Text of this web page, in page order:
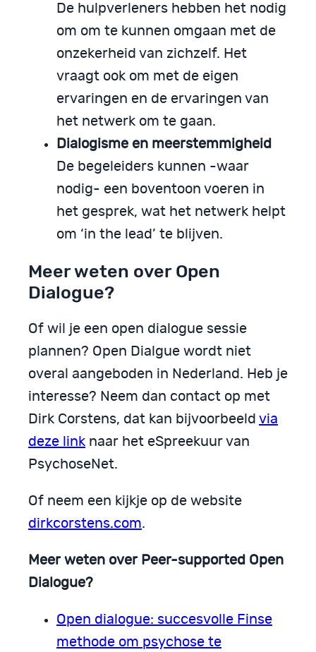
De hulpverleners hebben het nodig
om om te kunnen omgaan met de
onzekerheid van zichzelf. Het
vraagt ook om met de eigen
ervaringen en de ervaringen van
het netwerk om te gaan.
Dialogisme en meerstemmigheid
De begeleiders kunnen -waar
nodig- een boventoon voeren in
het gesprek, wat het netwerk helpt
om ‘in the lead’ te blijven.
Meer weten over Open
Dialogue?
Of wil je een open dialogue sessie
plannen? Open Dialgue wordt niet
overal aangeboden in Nederland. Heb je
interesse? Neem dan contact op met
Dirk Corstens, dat kan bijvoorbeeld via
deze link naar het eSpreekuur van
PsychoseNet.
Of neem een kijkje op de website
dirkcorstens.com.
Meer weten over Peer-supported Open
Dialogue?
Open dialogue: succesvolle Finse
methode om psychose te